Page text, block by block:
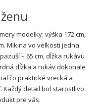
modelky: výška 172 cm,
Mikina vo veľkosti jedna
– 65 cm, dĺžka rukávu
dĺžka a rukáv dokonale
čo praktické vrecká a
detail bol starostlivo
pre vás.